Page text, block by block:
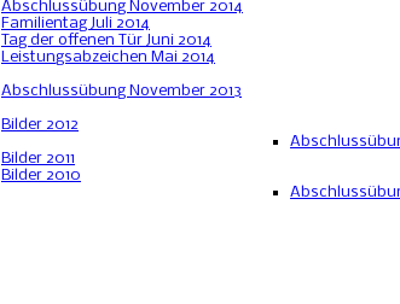
Abschlussübung November 2014
Familientag Juli 2014
Tag der offenen Tür Juni 2014
Leistungsabzeichen Mai 2014
Abschlussübung November 2013
Bilder 2012
Bilder 2011
Bilder 2010